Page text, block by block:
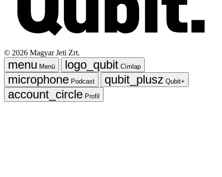
© 2026 Magyar Jeti Zrt.
Menü
Címlap
Podcast
Qubit+
Profil